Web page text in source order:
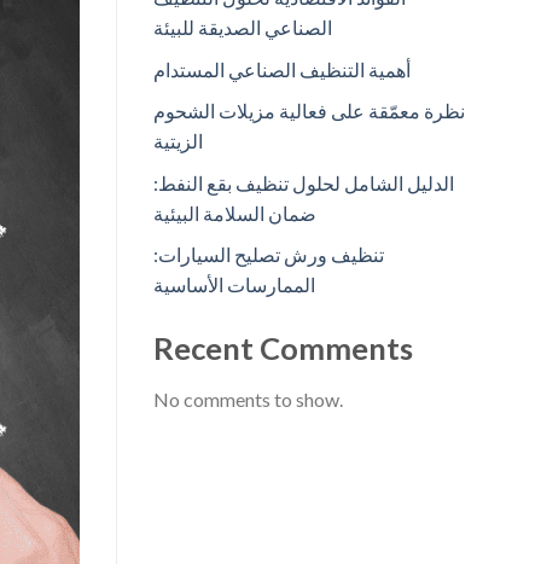
الصناعي الصديقة للبيئة
أهمية التنظيف الصناعي المستدام
نظرة معمّقة على فعالية مزيلات الشحوم
الزيتية
الدليل الشامل لحلول تنظيف بقع النفط:
ضمان السلامة البيئية
تنظيف ورش تصليح السيارات:
الممارسات الأساسية
Recent Comments
No comments to show.